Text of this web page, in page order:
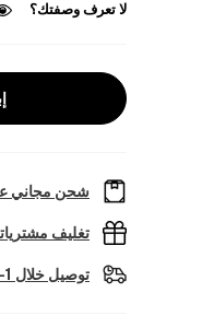
لا تعرف وصفتك؟
شحن مجاني
تغليف
توصيل خلال 1-2 أيام عمل